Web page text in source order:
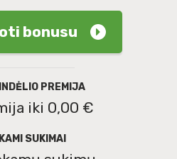
bonusu
PREMIJA
iki 0,00 €
SUKIMAI